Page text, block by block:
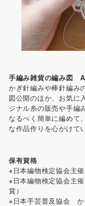
手編み雑貨の編み図
かぎ針編みや棒針編み
図公開のほか、お気に
ジナル糸の販売や手編
なるべく簡単に編めて
な作品作りを心がけて
保有資格
※日本編物検定協会主
※日本編物検定協会主
賞）
※日本手芸普及協会 か